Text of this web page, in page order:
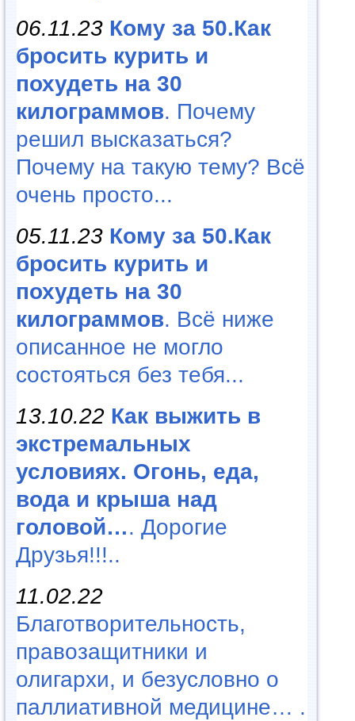
06.11.23 Кому за 50.Как
бросить курить и
похудеть на 30
килограммов. Почему
решил высказаться?
Почему на такую тему? Всё
очень просто...
05.11.23 Кому за 50.Как
бросить курить и
похудеть на 30
килограммов. Всё ниже
описанное не могло
состояться без тебя...
13.10.22 Как выжить в
экстремальных
условиях. Огонь, еда,
вода и крыша над
головой…. Дорогие
Друзья!!!..
11.02.22
Благотворительность,
правозащитники и
олигархи, и безусловно о
паллиативной медицине… .